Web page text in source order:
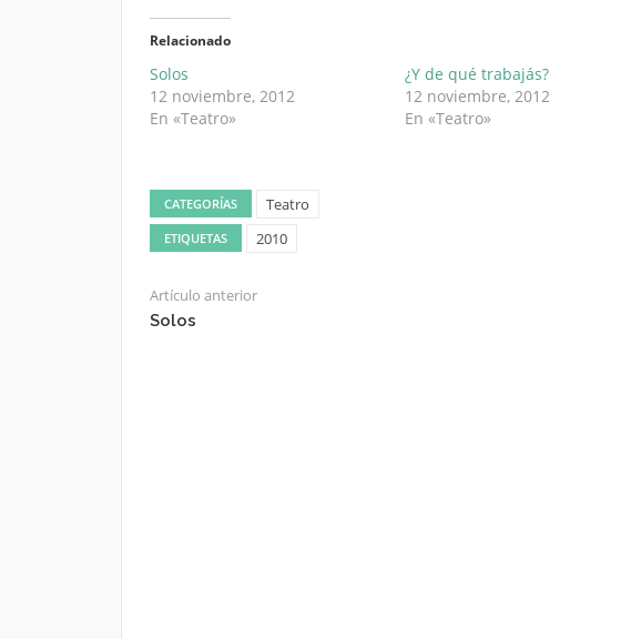
Relacionado
Solos
12 noviembre, 2012
En «Teatro»
¿Y de qué trabajás?
12 noviembre, 2012
En «Teatro»
CATEGORÍAS Teatro
ETIQUETAS 2010
Artículo anterior
Solos